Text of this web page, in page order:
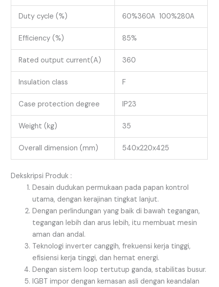
Duty cycle (%) 60%360A 100%280A
Efficiency (%) 85%
Rated output current(A) 360
Insulation class F
Case protection degree IP23
Weight (kg) 35
Overall dimension (mm) 540x220x425
Dekskripsi Produk :
Desain dudukan permukaan pada papan kontrol
utama, dengan kerajinan tingkat lanjut.
Dengan perlindungan yang baik di bawah tegangan,
tegangan lebih dan arus lebih, itu membuat mesin
aman dan andal.
Teknologi inverter canggih, frekuensi kerja tinggi,
efisiensi kerja tinggi, dan hemat energi.
Dengan sistem loop tertutup ganda, stabilitas busur.
IGBT impor dengan kemasan asli dengan keandalan